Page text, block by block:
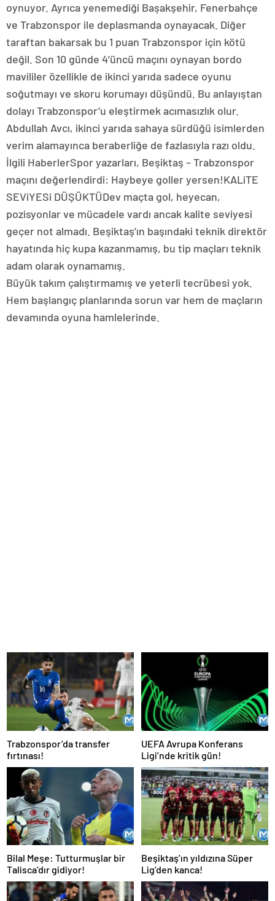
oynuyor. Ayrıca yenemediği Başakşehir, Fenerbahçe
ve Trabzonspor ile deplasmanda oynayacak. Diğer
taraftan bakarsak bu 1 puan Trabzonspor için kötü
değil. Son 10 günde 4’üncü maçını oynayan bordo
mavililer özellikle de ikinci yarıda sadece oyunu
soğutmayı ve skoru korumayı düşündü. Bu anlayıştan
dolayı Trabzonspor’u eleştirmek acımasızlık olur.
Abdullah Avcı, ikinci yarıda sahaya sürdüğü isimlerden
verim alamayınca beraberliğe de fazlasıyla razı oldu.
İlgili HaberlerSpor yazarları, Beşiktaş – Trabzonspor
maçını değerlendirdi: Haybeye goller yersen!KALiTE
SEViYESi DÜŞÜKTÜDev maçta gol, heyecan,
pozisyonlar ve mücadele vardı ancak kalite seviyesi
geçer not almadı. Beşiktaş’ın başındaki teknik direktör
hayatında hiç kupa kazanmamış, bu tip maçları teknik
adam olarak oynamamış.
Büyük takım çalıştırmamış ve yeterli tecrübesi yok.
Hem başlangıç planlarında sorun var hem de maçların
devamında oyuna hamlelerinde.
Trabzonspor’da transfer
fırtınası!
UEFA Avrupa Konferans
Ligi’nde kritik gün!
Bilal Meşe: Tutturmuşlar bir
Talisca’dır gidiyor!
Beşiktaş’ın yıldızına Süper
Lig’den kanca!